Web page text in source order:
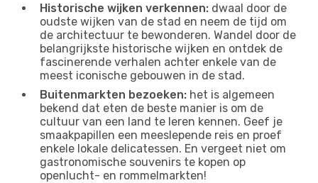
Historische wijken verkennen: dwaal door de
oudste wijken van de stad en neem de tijd om
de architectuur te bewonderen. Wandel door de
belangrijkste historische wijken en ontdek de
fascinerende verhalen achter enkele van de
meest iconische gebouwen in de stad.
Buitenmarkten bezoeken: het is algemeen
bekend dat eten de beste manier is om de
cultuur van een land te leren kennen. Geef je
smaakpapillen een meeslepende reis en proef
enkele lokale delicatessen. En vergeet niet om
gastronomische souvenirs te kopen op
openlucht- en rommelmarkten!